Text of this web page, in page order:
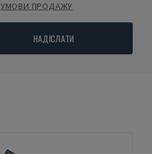
УМОВИ ПРОДАЖУ
НАДІСЛАТИ